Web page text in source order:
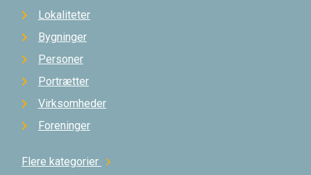
Lokaliteter
Bygninger
Personer
Portrætter
Virksomheder
Foreninger
Flere kategorier chevron_right